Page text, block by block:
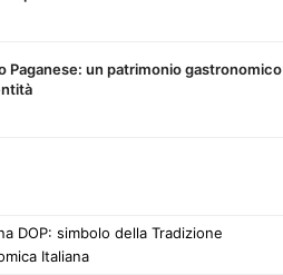
Paganese: un patrimonio gastronomico
DOP: simbolo della Tradizione
Italiana